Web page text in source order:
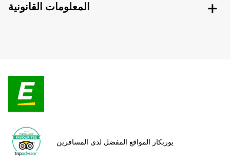
المعلومات القانونية
يوربكار المواقع المفضل لدى المسافرين